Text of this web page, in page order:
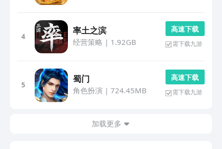
4
率土之滨
经营策略 | 1.92GB
高 速 下 载
需下载九游
5
蜀门
角色扮演 | 724.45MB
高 速 下 载
需下载九游
加载更多